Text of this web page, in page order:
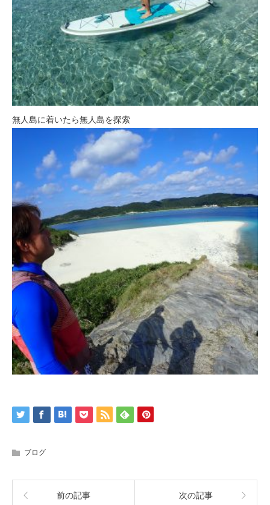
無人島に着いたら無人島を探索
ブログ
前の記事 次の記事